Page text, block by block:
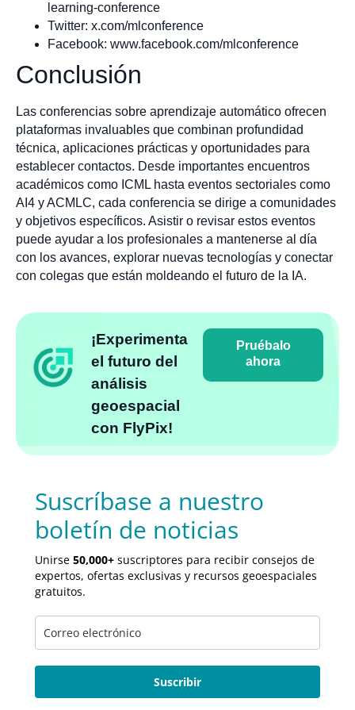
learning-conference
Twitter: x.com/mlconference
Facebook: www.facebook.com/mlconference
Conclusión
Las conferencias sobre aprendizaje automático ofrecen
plataformas invaluables que combinan profundidad
técnica, aplicaciones prácticas y oportunidades para
establecer contactos. Desde importantes encuentros
académicos como ICML hasta eventos sectoriales como
AI4 y ACMLC, cada conferencia se dirige a comunidades
y objetivos específicos. Asistir o revisar estos eventos
puede ayudar a los profesionales a mantenerse al día
con los avances, explorar nuevas tecnologías y conectar
con colegas que están moldeando el futuro de la IA.
¡Experimenta
el futuro del
análisis
geoespacial
con FlyPix!
Pruébalo
ahora
Suscríbase a nuestro
boletín de noticias
Unirse 50,000+ suscriptores para recibir consejos de
expertos, ofertas exclusivas y recursos geoespaciales
gratuitos.
Suscribir